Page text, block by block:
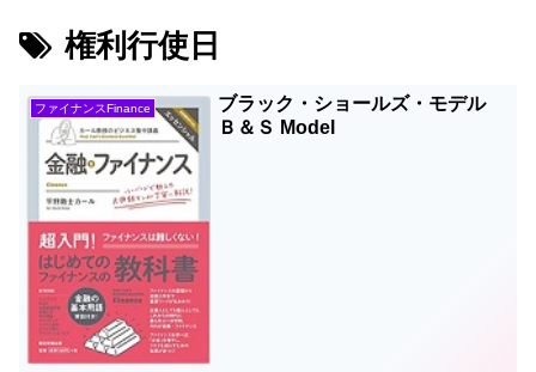
権利行使日
ファイナンスFinance
ブラック・ショールズ・モデル
Ｂ＆Ｓ Model